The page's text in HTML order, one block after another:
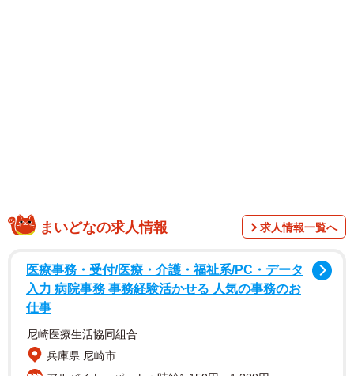
連休が明け、職場に戻った目黒さんを待っていたのは、
でした。仕事中も母のことが頭を離れず、かといって「介
護することを休むために母をどこかに預けるのは、家族と
して無責任ではないか」という強い罪悪感に苛まれていま
した。
まいどなの求人情報 求人情報一覧へ
医療事務・受付/医療・介護・福祉系/PC・データ
入力 病院事務 事務経験活かせる 人気の事務のお
仕事
尼崎医療生活協同組合
兵庫県 尼崎市